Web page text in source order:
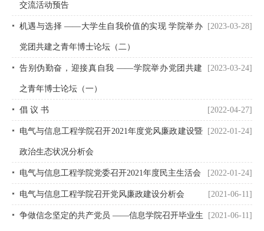
交流活动预告
[2023-03-28]
机遇与选择 ——大学生自我价值的实现 学院举办
党团共建之青年博士论坛（二）
[2023-03-24]
告别伪勤奋，迎接真自我 ——学院举办党团共建
之青年博士论坛（一）
[2022-04-27]
倡 议 书
[2022-01-24]
电气与信息工程学院召开2021年度党风廉政建设暨
政治生态状况分析会
[2022-01-24]
电气与信息工程学院党委召开2021年度民主生活会
[2021-06-11]
电气与信息工程学院召开党风廉政建设分析会
[2021-06-11]
争做信念坚定的共产党员 ——信息学院召开毕业生